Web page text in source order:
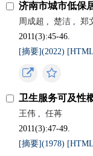
济南市城市低保
周成超 , 楚洁 , 郑
2011(3):45-46.
[摘要](2022)
卫生服务可及性
王伟 ,
任苒
2011(3):47-49.
[摘要](1978)